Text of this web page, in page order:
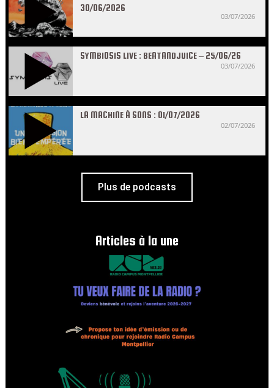
30/06/2026
03/07/2026
SYMBIOSIS LIVE : BEATANDJUICE – 25/06/26
03/07/2026
LA MACHINE À SONS : 01/07/2026
02/07/2026
Plus de podcasts
Articles à la une